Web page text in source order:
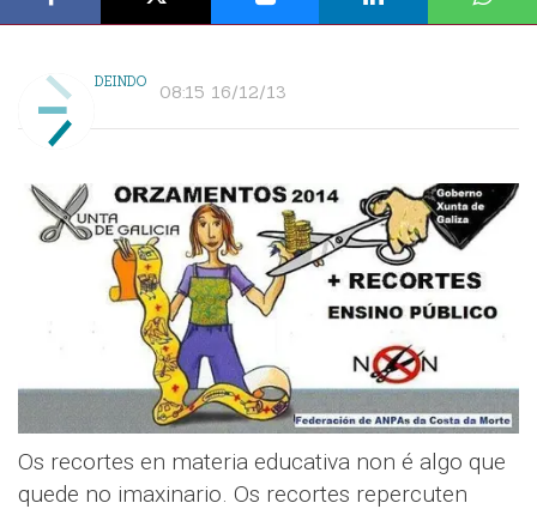
DEINDO 08:15 16/12/13
Os recortes en materia educativa non é algo que
quede no imaxinario. Os recortes repercuten